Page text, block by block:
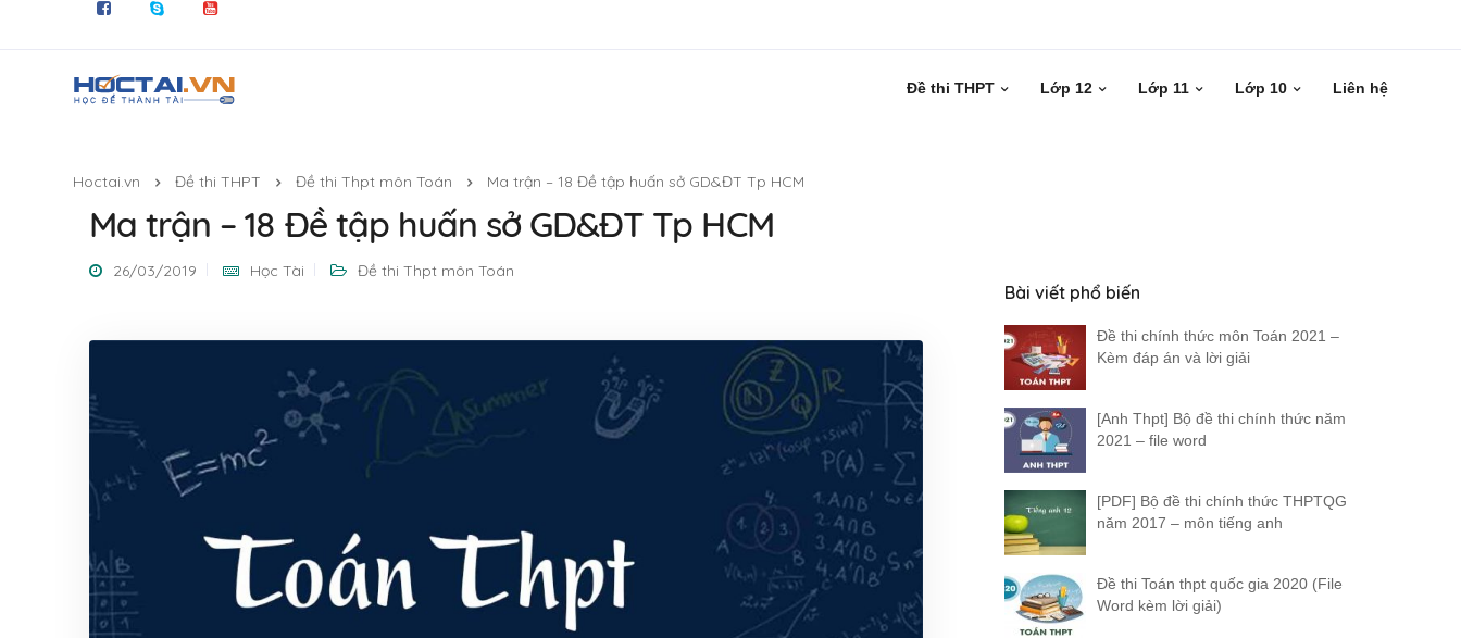
Đề thi THPT Lớp 12 Lớp 11 Lớp 10 Liên hệ
Hoctai.vn Đề thi THPT Đề thi Thpt môn Toán Ma trận – 18 Đề tập huấn sở GD&ĐT Tp HCM
Ma trận – 18 Đề tập huấn sở GD&ĐT Tp HCM
26/03/2019 Học Tài Đề thi Thpt môn Toán
Bài viết phổ biến
Đề thi chính thức môn Toán 2021 –
Kèm đáp án và lời giải
[Anh Thpt] Bộ đề thi chính thức năm
2021 – file word
[PDF] Bộ đề thi chính thức THPTQG
năm 2017 – môn tiếng anh
Đề thi Toán thpt quốc gia 2020 (File
Word kèm lời giải)